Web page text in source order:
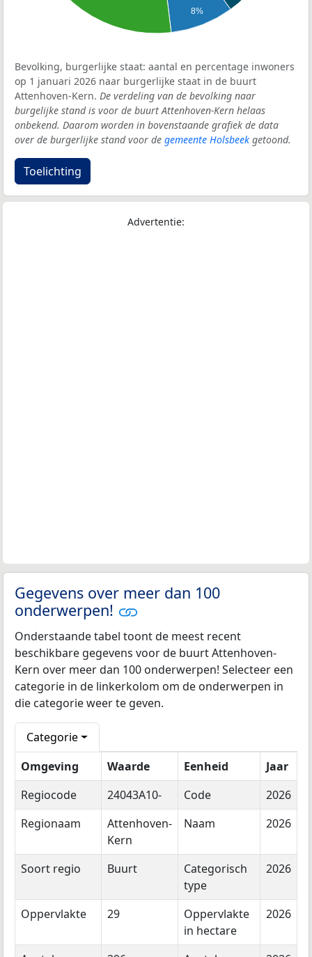
8%
Bevolking, burgerlijke staat: aantal en percentage inwoners
op 1 januari 2026 naar burgerlijke staat in de buurt
Attenhoven-Kern. De verdeling van de bevolking naar
burgelijke stand is voor de buurt Attenhoven-Kern helaas
onbekend. Daarom worden in bovenstaande grafiek de data
over de burgerlijke stand voor de gemeente Holsbeek getoond.
Toelichting
Advertentie:
Gegevens over meer dan 100
onderwerpen!
Onderstaande tabel toont de meest recent
beschikbare gegevens voor de buurt Attenhoven-
Kern over meer dan 100 onderwerpen! Selecteer een
categorie in de linkerkolom om de onderwerpen in
die categorie weer te geven.
Categorie
Omgeving
Waarde Eenheid
Jaar
Regiocode
24043A10- Code
2026
Regionaam
Attenhoven-
Kern
Naam 2026
Soort regio Buurt
Categorisch
type
2026
Oppervlakte 29
Oppervlakte
in hectare
2026